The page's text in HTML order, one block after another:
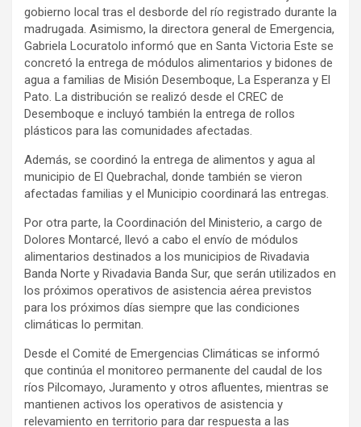
gobierno local tras el desborde del río registrado durante la
madrugada. Asimismo, la directora general de Emergencia,
Gabriela Locuratolo informó que en Santa Victoria Este se
concretó la entrega de módulos alimentarios y bidones de
agua a familias de Misión Desemboque, La Esperanza y El
Pato. La distribución se realizó desde el CREC de
Desemboque e incluyó también la entrega de rollos
plásticos para las comunidades afectadas.
Además, se coordinó la entrega de alimentos y agua al
municipio de El Quebrachal, donde también se vieron
afectadas familias y el Municipio coordinará las entregas.
Por otra parte, la Coordinación del Ministerio, a cargo de
Dolores Montarcé, llevó a cabo el envío de módulos
alimentarios destinados a los municipios de Rivadavia
Banda Norte y Rivadavia Banda Sur, que serán utilizados en
los próximos operativos de asistencia aérea previstos
para los próximos días siempre que las condiciones
climáticas lo permitan.
Desde el Comité de Emergencias Climáticas se informó
que continúa el monitoreo permanente del caudal de los
ríos Pilcomayo, Juramento y otros afluentes, mientras se
mantienen activos los operativos de asistencia y
relevamiento en territorio para dar respuesta a las